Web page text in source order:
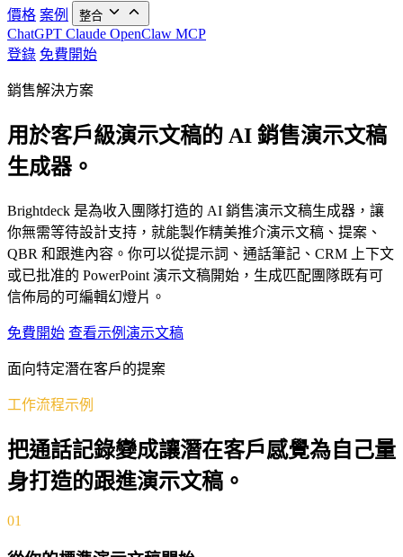
價格 案例 整合
ChatGPT Claude OpenClaw MCP
登錄 免費開始
銷售解決方案
用於客戶級演示文稿的 AI 銷售演示文稿
生成器。
Brightdeck 是為收入團隊打造的 AI 銷售演示文稿生成器，讓
你無需等待設計支持，就能製作精美推介演示文稿、提案、
QBR 和跟進內容。你可以從提示詞、通話筆記、CRM 上下文
或已批准的 PowerPoint 演示文稿開始，生成匹配團隊既有可
信佈局的可編輯幻燈片。
免費開始 查看示例演示文稿
面向特定潛在客戶的提案
工作流程示例
把通話記錄變成讓潛在客戶感覺為自己量
身打造的跟進演示文稿。
01